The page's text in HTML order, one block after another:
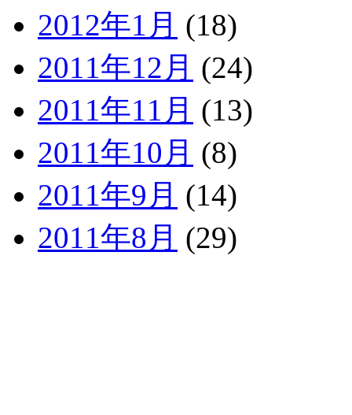
2012年1月 (18)
2011年12月 (24)
2011年11月 (13)
2011年10月 (8)
2011年9月 (14)
2011年8月 (29)